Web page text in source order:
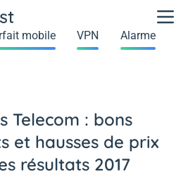
mobile VPN Alarme
Telecom : bons
et hausses de prix
résultats 2017